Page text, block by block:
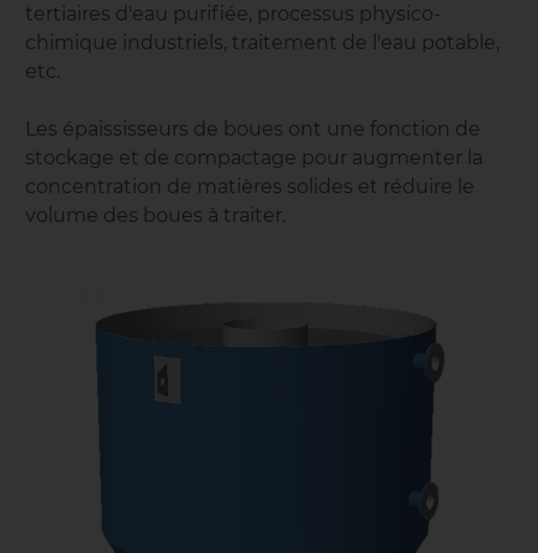
tertiaires d'eau purifiée, processus physico-
chimique industriels, traitement de l'eau potable,
etc.
Les épaississeurs de boues ont une fonction de
stockage et de compactage pour augmenter la
concentration de matières solides et réduire le
volume des boues à traiter.